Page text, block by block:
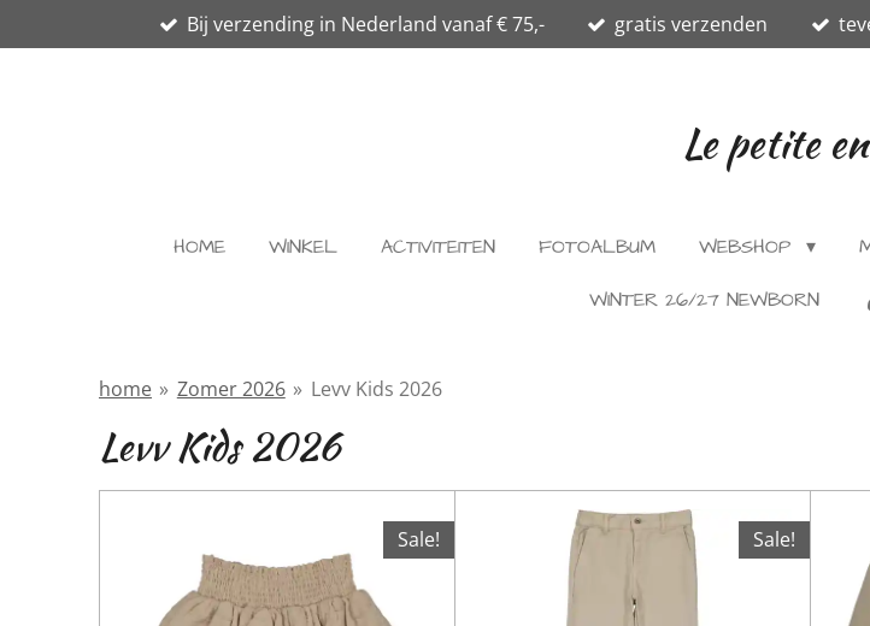
direct
Bij verzending in Nederland vanaf € 75,- gratis verzenden
Le petite
HOME WINKEL ACTIVITEITEN FOTOALBUM WEBSHOP
WINTER 26/27 NEWBORN
home » Zomer 2026 » Levv Kids 2026
Levv Kids 2026
Sale! Sale!